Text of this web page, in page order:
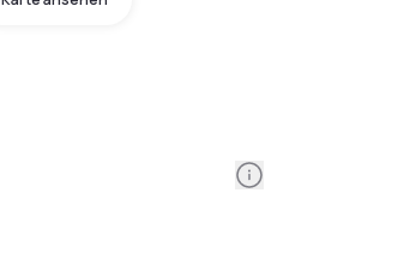
Information